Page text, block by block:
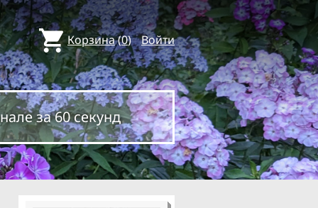
Корзина(0) Войти
за 60 секунд